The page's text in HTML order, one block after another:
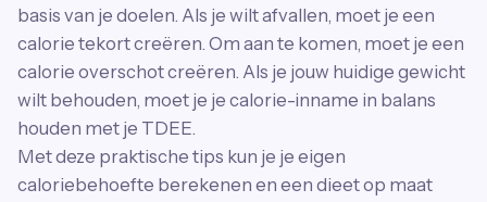
basis van je doelen. Als je wilt afvallen, moet je een
calorie tekort creëren. Om aan te komen, moet je een
calorie overschot creëren. Als je jouw huidige gewicht
wilt behouden, moet je je calorie-inname in balans
houden met je TDEE.
Met deze praktische tips kun je je eigen
caloriebehoefte berekenen en een dieet op maat